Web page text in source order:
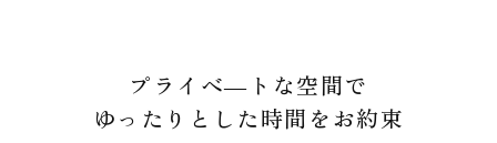
プライべ―トな空間で
ゆったりとした時間をお約束